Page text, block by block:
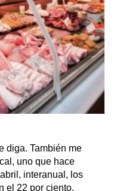
diga. También me
uno que hace
interanual, los
el 22 por ciento.